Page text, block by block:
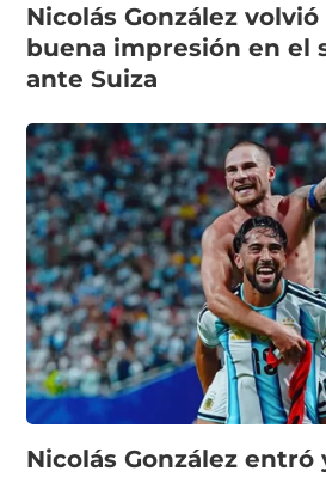
Nicolás González
buena impresión en el
ante Suiza
Nicolás González entró